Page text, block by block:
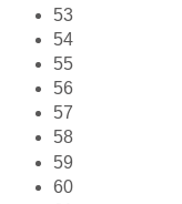
53
54
55
56
57
58
59
60